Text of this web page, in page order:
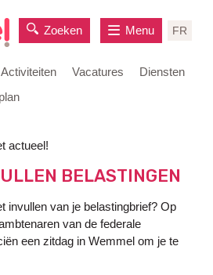
Activiteiten Vacatures
Diensten
Zoeken FR
Menu
actueel!
BELASTINGEN
invullen van je belastingbrief? Op
van de federale
een zitdag in Wemmel om je te